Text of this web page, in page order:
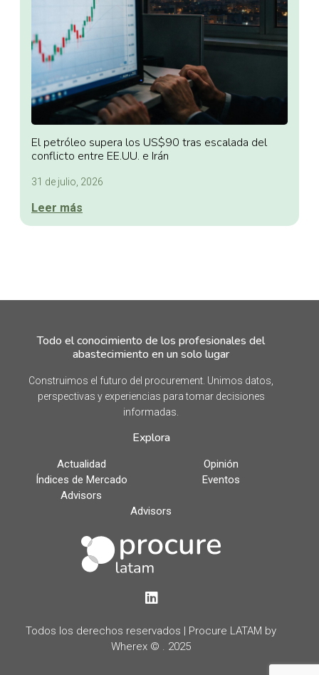
El petróleo supera los US$90 tras escalada del
conflicto entre EE.UU. e Irán
31 de julio, 2026
Leer más
Todo el conocimiento de los profesionales del
abastecimiento en un solo lugar
Construimos el futuro del procurement. Unimos datos,
perspectivas y experiencias para tomar decisiones
informadas.
Explora
Actualidad
Opinión
Índices de Mercado
Eventos
Advisors
Advisors
LinkedIn
Todos los derechos reservados | Procure LATAM by
Wherex © . 2025